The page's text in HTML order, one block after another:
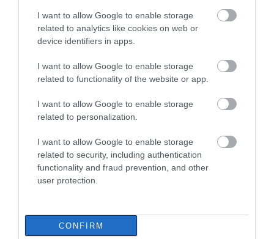
I want to allow Google to enable storage
related to analytics like cookies on web or
device identifiers in apps.
I want to allow Google to enable storage
related to functionality of the website or app.
I want to allow Google to enable storage
related to personalization.
I want to allow Google to enable storage
related to security, including authentication
functionality and fraud prevention, and other
user protection.
CONFIRM
Εικόνες σοκ σε κοιμητήριο της
Εύβοιας: Δείτε τι έκαναν
Εύβοια